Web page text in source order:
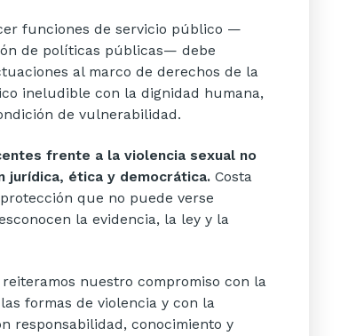
funciones de servicio público —
de políticas públicas— debe
al marco de derechos de la
ineludible con la dignidad humana,
de vulnerabilidad.
frente a la violencia sexual no
jurídica, ética y democrática. Costa
que no puede verse
la evidencia, la ley y la
nuestro compromiso con la
formas de violencia y con la
responsabilidad, conocimiento y